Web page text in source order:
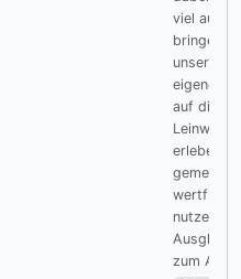
viel aus.
bringen
unsere
eigenen
auf die
Leinwand,
erleben
wertfrei
nutzen
Ausgleich
zum